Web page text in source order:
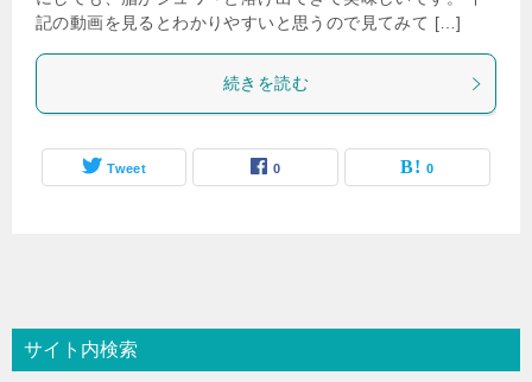
記の動画を見るとわかりやすいと思うので見てみて […]
続きを読む
Tweet 0 0
サイト内検索